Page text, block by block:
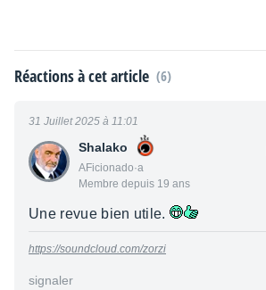
Réactions à cet article (6)
Shalako
AFicionado·a
Membre depuis 19 ans
31 Juillet 2025 à 11:01
Une revue bien utile.
https://soundcloud.com/zorzi
signaler